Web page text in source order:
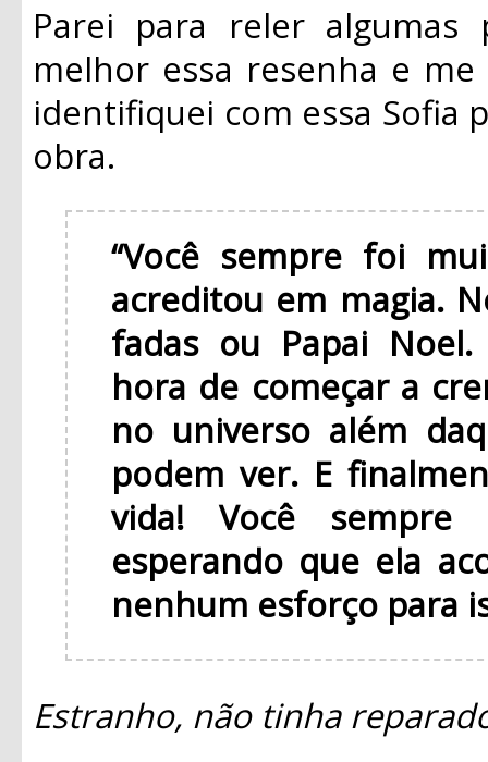
Parei para reler algumas
melhor essa resenha e
identifiquei com essa Sofia
obra.
“Você sempre foi
acreditou em magia.
fadas ou Papai
hora de começar a
no universo além
podem ver. E
vida! Você
esperando que ela
nenhum esforço para
Estranho, não tinha